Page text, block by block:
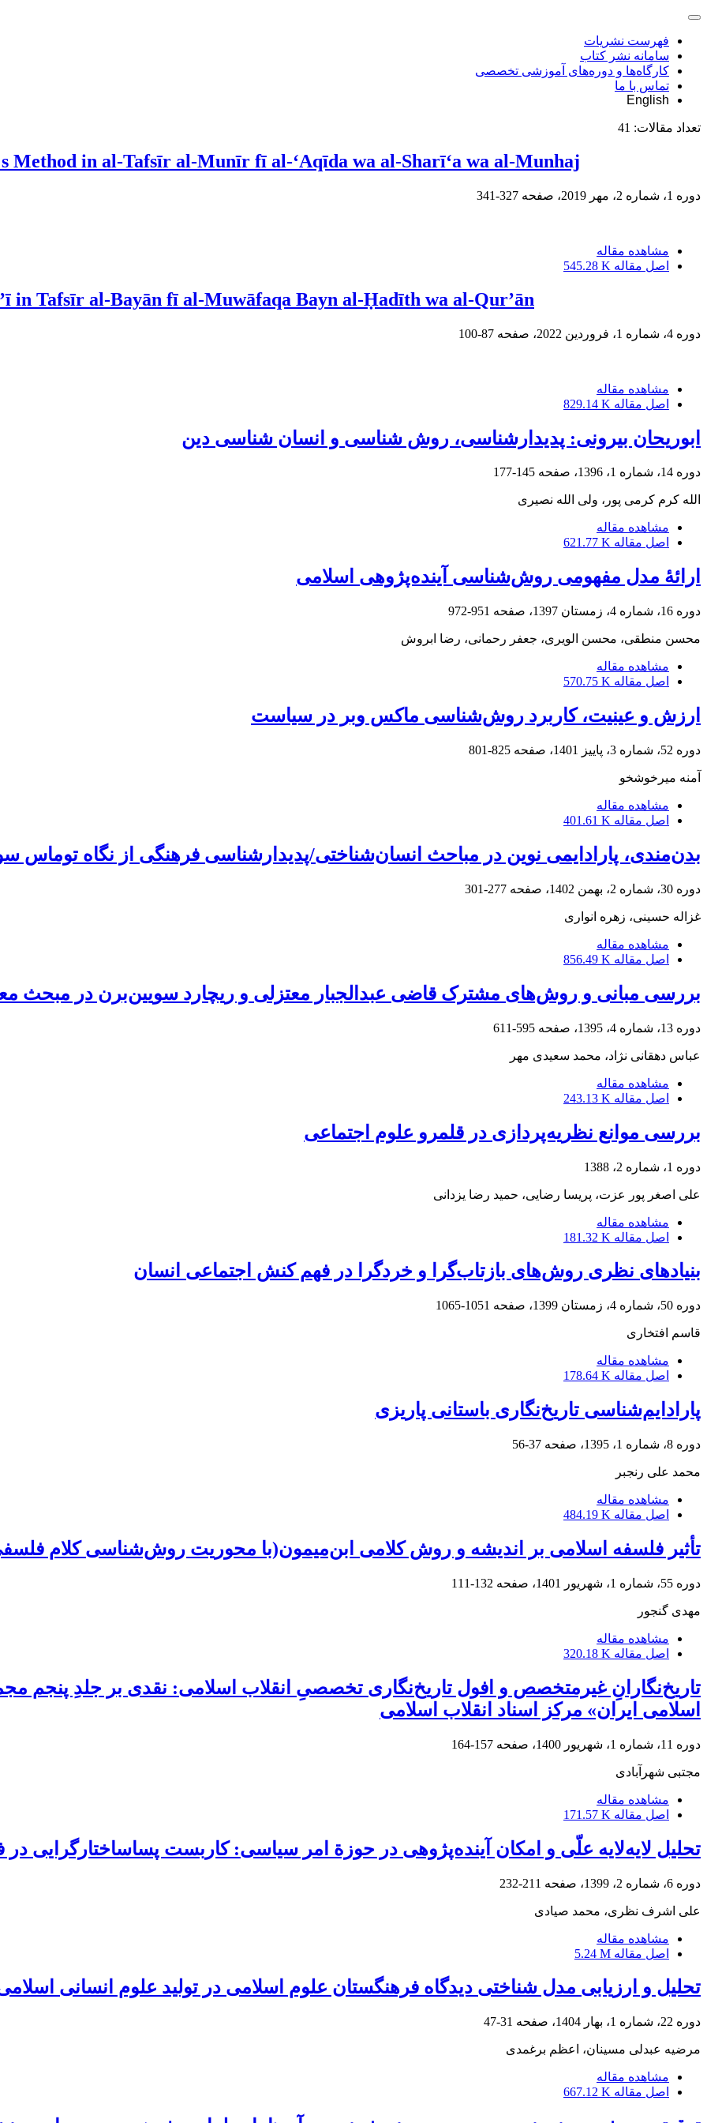
فهرست نشریات
سامانه نشر کتاب
کارگاه‌ها و دوره‌های آموزشی تخصصی
تماس با ما
English
تعداد مقالات: 41
Method in al-Tafsīr al-Munīr fī al-‘Aqīda wa al-Sharī‘a wa al-Munhaj
دوره 1، شماره 2، مهر 2019، صفحه 327-341
مشاهده مقاله
اصل مقاله 545.28 K
in Tafsīr al-Bayān fī al-Muwāfaqa Bayn al-Ḥadīth wa al-Qur’ān
دوره 4، شماره 1، فروردین 2022، صفحه 87-100
مشاهده مقاله
اصل مقاله 829.14 K
ابوریحان بیرونی: پدیدارشناسی، روش شناسی و انسان شناسی دین
دوره 14، شماره 1، 1396، صفحه 145-177
الله کرم کرمی پور، ولی الله نصیری
مشاهده مقاله
اصل مقاله 621.77 K
ارائۀ مدل مفهومی روش‌شناسی آینده‌پژوهی اسلامی
دوره 16، شماره 4، زمستان 1397، صفحه 951-972
محسن منطقی، محسن الویری، جعفر رحمانی، رضا ابروش
مشاهده مقاله
اصل مقاله 570.75 K
ارزش و عینیت، کاربرد روش‌شناسی ماکس وبر در سیاست
دوره 52، شماره 3، پاییز 1401، صفحه 825-801
آمنه میرخوشخو
مشاهده مقاله
اصل مقاله 401.61 K
بدن‌مندی، پارادایمی نوین در مباحث انسان‌شناختی/پدیدارشناسی فرهنگی از نگاه توماس
دوره 30، شماره 2، بهمن 1402، صفحه 277-301
غزاله حسینی، زهره انواری
مشاهده مقاله
اصل مقاله 856.49 K
بررسی مبانی و روش‌های مشترک قاضی عبدالجبار معتزلی و ریچارد سویین‌برن در مبحث
دوره 13، شماره 4، 1395، صفحه 595-611
عباس دهقانی نژاد، محمد سعیدی مهر
مشاهده مقاله
اصل مقاله 243.13 K
بررسی موانع نظریه‌پردازی در قلمرو علوم اجتماعی
دوره 1، شماره 2، 1388
علی اصغر پور عزت، پریسا رضایی، حمید رضا یزدانی
مشاهده مقاله
اصل مقاله 181.32 K
بنیادهای نظری روش‌های بازتاب‌گرا و خردگرا در فهم کنش اجتماعی انسان
دوره 50، شماره 4، زمستان 1399، صفحه 1051-1065
قاسم افتخاری
مشاهده مقاله
اصل مقاله 178.64 K
پارادایم‌شناسی تاریخ‌نگاری باستانی پاریزی
دوره 8، شماره 1، 1395، صفحه 37-56
محمد علی رنجبر
مشاهده مقاله
اصل مقاله 484.19 K
تأثیر فلسفه اسلامی بر اندیشه و روش کلامی ابن‌میمون(با محوریت روش‌شناسی کلام فلسفی
دوره 55، شماره 1، شهریور 1401، صفحه 132-111
مهدی گنجور
مشاهده مقاله
اصل مقاله 320.18 K
تاریخ‌نگارانِ غیرمتخصص و افول تاریخ‌نگاری تخصصیِ انقلاب اسلامی: نقدی بر جلدِ پنجم
اسلامی ایران» مرکز اسناد انقلاب اسلامی
دوره 11، شماره 1، شهریور 1400، صفحه 157-164
مجتبی شهرآبادی
مشاهده مقاله
اصل مقاله 171.57 K
تحلیل لایه‌لایه علّی و امکان آینده‌پژوهی در حوزة امر سیاسی: کاربست پساساختارگرایی در
دوره 6، شماره 2، 1399، صفحه 211-232
علی اشرف نظری، محمد صیادی
مشاهده مقاله
اصل مقاله 5.24 M
تحلیل و ارزیابی مدل شناختی دیدگاه فرهنگستان علوم اسلامی در تولید علوم انسانی
دوره 22، شماره 1، بهار 1404، صفحه 31-47
مرضیه عبدلی مسینان، اعظم برغمدی
مشاهده مقاله
اصل مقاله 667.12 K